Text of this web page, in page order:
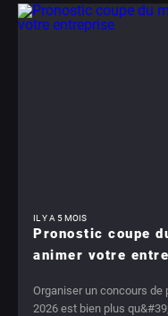
IL Y A 5 MOIS
Pronostic coupe
animer votre
Organiser un concours de
2026 est bien plus